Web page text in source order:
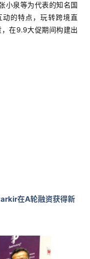
小泉等为代表的知名国
的特点，玩转跨境直
在9.9大促期间构建出
在A轮融资获得新